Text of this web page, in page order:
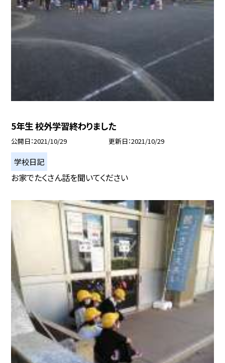
5年生 校外学習終わりました
公開日 2021/10/29 更新日 2021/10/29
学校日記
お家でたくさん話を聞いてください